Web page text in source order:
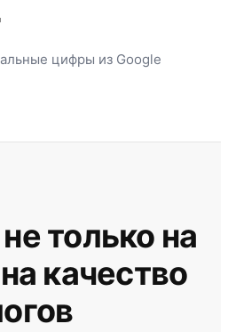
цифры из Google
только на
качество